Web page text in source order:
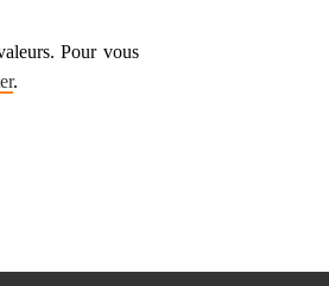
Pour vous
.